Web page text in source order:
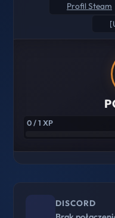
Profil Steam
0 / 1 XP
DISCORD